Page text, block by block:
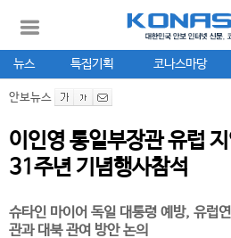
뉴스 특집기획 코나스마당
안보뉴스
이인영 통일부장관 유럽
31주년 기념행사참석
슈타인 마이어 독일 대통령 예방, 유럽
관과 대북 관여 방안 논의